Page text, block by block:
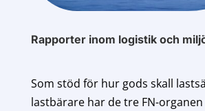
Rapporter inom logistik och
Som stöd för hur gods skall
lastbärare har de tre FN-